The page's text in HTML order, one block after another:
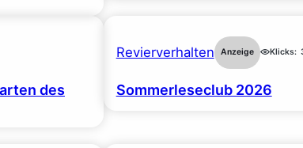
des
Revierverhalten Anzeige Klicks:
Sommerleseclub 2026